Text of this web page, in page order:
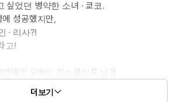
싶었던 병약한 소녀 · 쿄코.
성공했지만,
· 리사?!
고!
애의 오빠인 히스클리프 님과
보낼 수 없다면…
더보기